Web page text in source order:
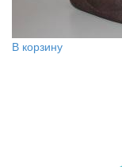
В корзину